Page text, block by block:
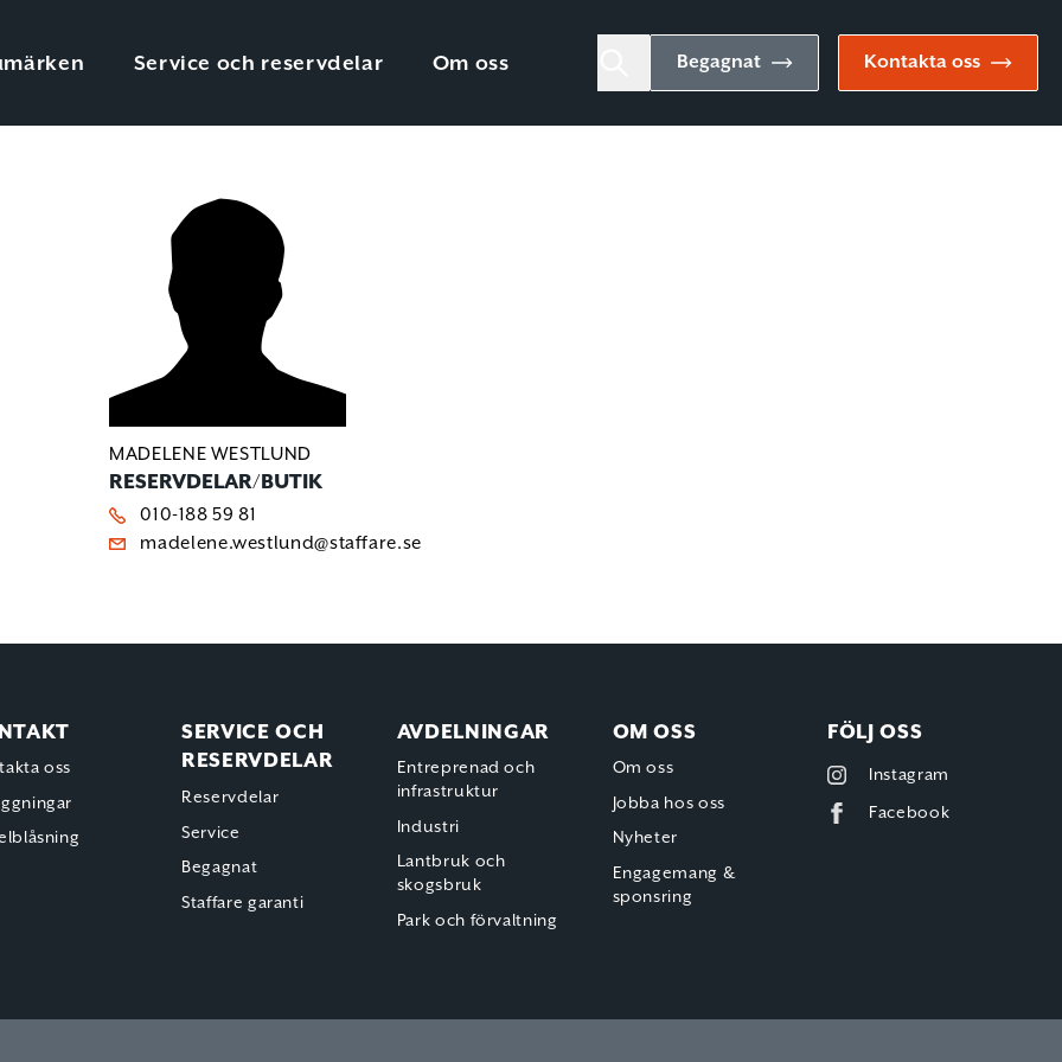
Service och reservdelar Om oss Begagnat Kontakta oss
MADELENE WESTLUND
RESERVDELAR/BUTIK
010-188 59 81
madelene.westlund@staffare.se
oss
SERVICE OCH
RESERVDELAR
Reservdelar
Service
Begagnat
Staffare garanti
AVDELNINGAR
Entreprenad och
infrastruktur
Industri
Lantbruk och
skogsbruk
Park och förvaltning
OM OSS
Om oss
Jobba hos oss
Nyheter
Engagemang &
sponsring
FÖLJ OSS
Instagram
Facebook